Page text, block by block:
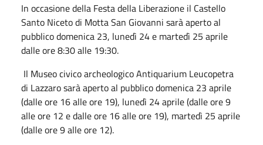
In occasione della Festa della Liberazione il Castello
Santo Niceto di Motta San Giovanni sarà aperto al
pubblico domenica 23, lunedì 24 e martedì 25 aprile
dalle ore 8:30 alle 19:30.
Il Museo civico archeologico Antiquarium Leucopetra
di Lazzaro sarà aperto al pubblico domenica 23 aprile
(dalle ore 16 alle ore 19), lunedì 24 aprile (dalle ore 9
alle ore 12 e dalle ore 16 alle ore 19), martedì 25 aprile
(dalle ore 9 alle ore 12).